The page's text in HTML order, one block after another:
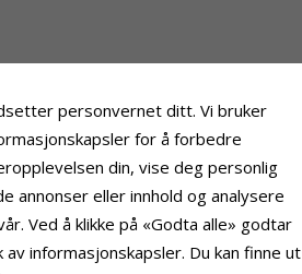
personvernet ditt. Vi bruker
for å forbedre
din, vise deg personlig
annonser eller innhold og analysere
Ved å klikke på «Godta alle» godtar
av informasjonskapsler. Du kan finne ut